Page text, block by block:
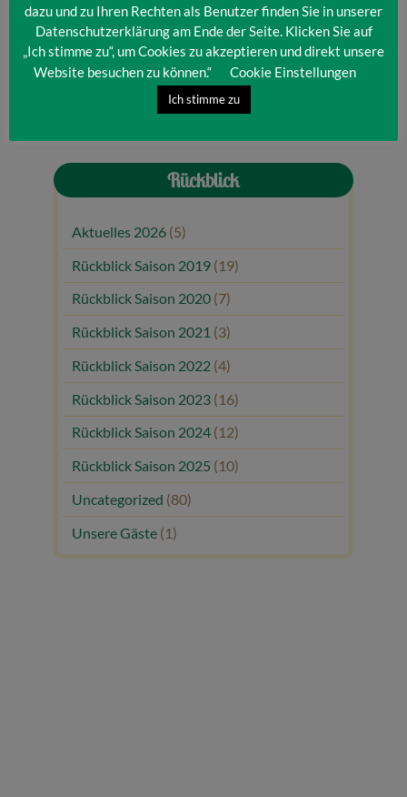
Category: Rückblick Saison 2024
Rückblick
Aktuelles 2026 (5)
Rückblick Saison 2019 (19)
Rückblick Saison 2020 (7)
Rückblick Saison 2021 (3)
Rückblick Saison 2022 (4)
Rückblick Saison 2023 (16)
Rückblick Saison 2024 (12)
Rückblick Saison 2025 (10)
Uncategorized (80)
Unsere Gäste (1)
dazu und zu Ihren Rechten als Benutzer finden Sie in unserer
Datenschutzerklärung am Ende der Seite. Klicken Sie auf
„Ich stimme zu“, um Cookies zu akzeptieren und direkt unsere
Website besuchen zu können.“
Cookie Einstellungen
Ich stimme zu